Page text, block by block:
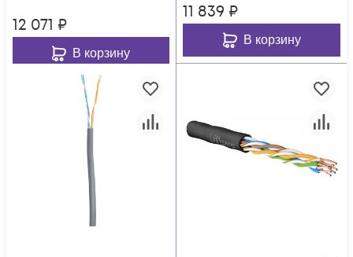
12 071 ₽
В корзину
11 839 ₽
В корзину